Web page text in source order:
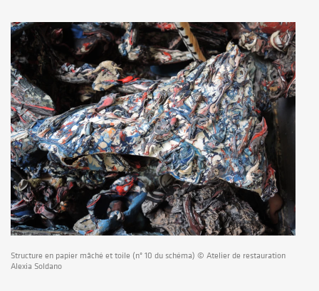
Structure en papier mâché et toile (n° 10 du schéma) © Atelier de restauration
Alexia Soldano